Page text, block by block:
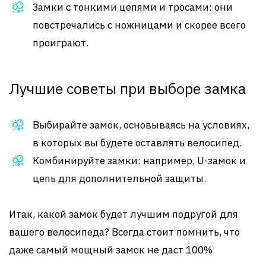
Замки с тонкими цепями и тросами: они
повстречались с ножницами и скорее всего
проиграют.
Лучшие советы при выборе замка
Выбирайте замок, основываясь на условиях,
в которых вы будете оставлять велосипед.
Комбинируйте замки: например, U-замок и
цепь для дополнительной защиты.
Итак, какой замок будет лучшим подругой для
вашего велосипеда? Всегда стоит помнить, что
даже самый мощный замок не даст 100%